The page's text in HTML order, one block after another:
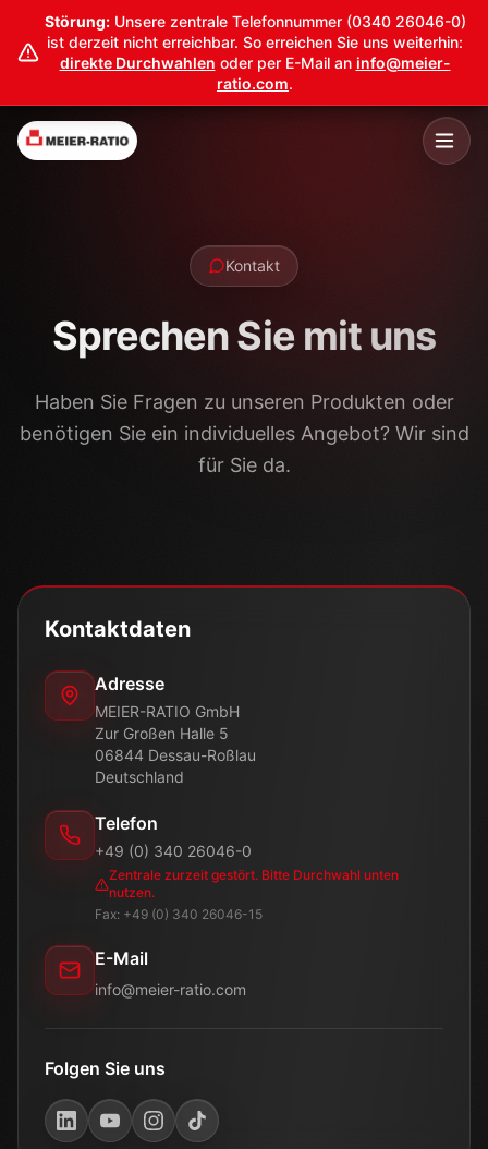
Störung: Unsere zentrale Telefonnummer (0340 26046-0)
ist derzeit nicht erreichbar. So erreichen Sie uns weiterhin:
direkte Durchwahlen oder per E-Mail an info@meier-
ratio.com.
Kontakt
Sprechen Sie mit uns
Haben Sie Fragen zu unseren Produkten oder
benötigen Sie ein individuelles Angebot? Wir sind
für Sie da.
Kontaktdaten
Adresse
MEIER-RATIO GmbH
Zur Großen Halle 5
06844 Dessau-Roßlau
Deutschland
Telefon
+49 (0) 340 26046-0
Zentrale zurzeit gestört. Bitte Durchwahl unten
nutzen.
Fax: +49 (0) 340 26046-15
E-Mail
info@meier-ratio.com
Folgen Sie uns